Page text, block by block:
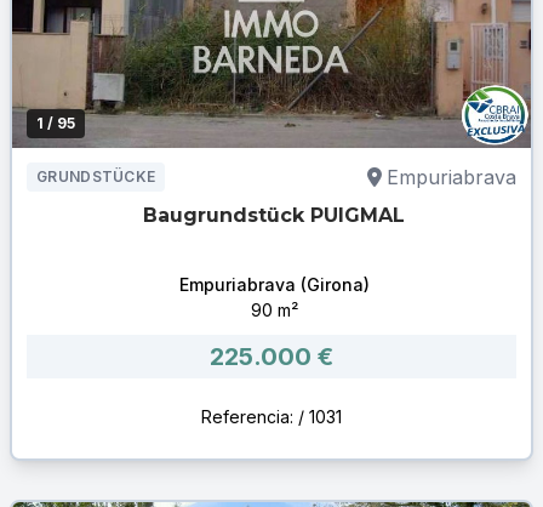
1 / 95
GRUNDSTÜCKE Empuriabrava
Baugrundstück PUIGMAL
Empuriabrava (Girona)
90 m²
225.000 €
Referencia: / 1031